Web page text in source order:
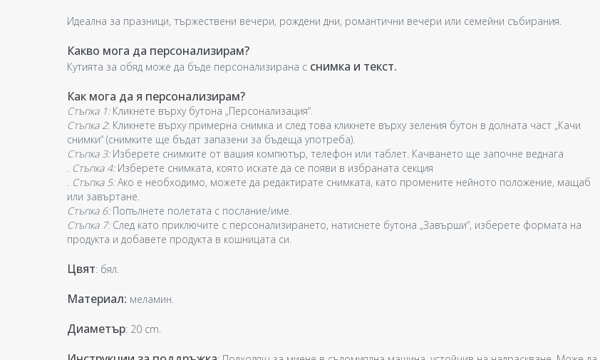
Идеална за празници, тържествени вечери, рождени дни, романтични вечери или семейни събирания.
Какво мога да персонализирам?
Кутията за обяд може да бъде персонализирана с снимка и текст.
Как мога да я персонализирам?
Стъпка 1:Кликнете върху бутона „Персонализация“.
Стъпка 2: Кликнете върху примерна снимка и след това кликнете върху зеления бутон в долната част „Качи
снимки“ (снимките ще бъдат запазени за бъдеща употреба).
Стъпка 3:Изберете снимките от вашия компютър, телефон или таблет. Качването ще започне веднага
. Стъпка 4:Изберете снимката, която искате да се появи в избраната секция
. Стъпка 5:Ако е необходимо, можете да редактирате снимката, като промените нейното положение, мащаб
или завъртане.
Стъпка 6:Попълнете полетата с послание/име.
Стъпка 7:След като приключите с персонализирането, натиснете бутона „Завърши“, изберете формата на
продукта и добавете продукта в кошницата си.
Цвят: бял.
Материал: меламин.
Диаметър: 20 cm.